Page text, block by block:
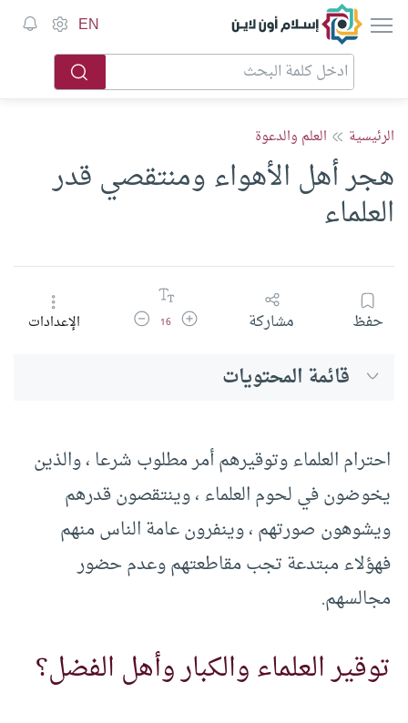
إسلام أون لاين EN
الرئيسية العلم والدعوة
هجر أهل الأهواء ومنتقصي قدر
العلماء
حفظ مشاركة زيادة حجم الخط
16 تقليل حجم الخطالإعدادات
قائمة المحتويات
احترام العلماء وتوقيرهم أمر مطلوب شرعا ، والذين
يخوضون في لحوم العلماء ، وينتقصون قدرهم
ويشوهون صورتهم ، وينفرون عامة الناس منهم
فهؤلاء مبتدعة تجب مقاطعتهم وعدم حضور
مجالسهم.
توقير العلماء والكبار وأهل الفضل؟